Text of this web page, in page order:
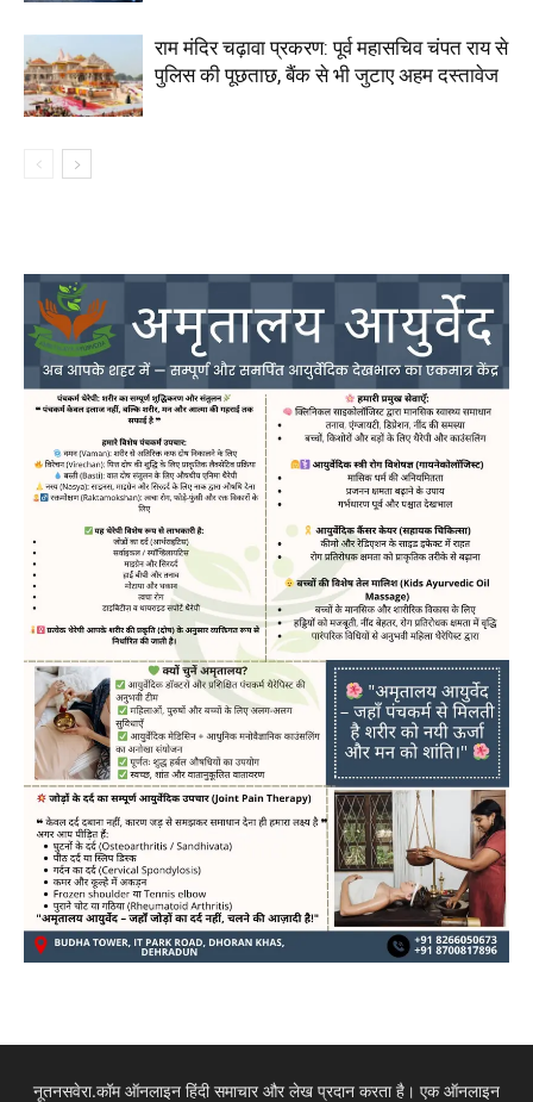
राम मंदिर चढ़ावा प्रकरण: पूर्व महासचिव चंपत राय से
पुलिस की पूछताछ, बैंक से भी जुटाए अहम दस्तावेज
नूतनसवेरा.कॉम ऑनलाइन हिंदी समाचार और लेख प्रदान करता है। एक ऑनलाइन